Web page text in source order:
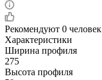
Рекомендуют 0 человек
Характеристики
Ширина профиля
275
Высота профиля